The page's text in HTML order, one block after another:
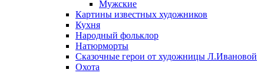
Мужские
Картины известных художников
Кухня
Народный фольклор
Натюрморты
Сказочные герои от художницы Л.Ивановой
Охота